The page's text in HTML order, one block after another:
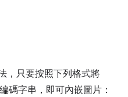
，只要按照下列格式將
碼字串，即可內嵌圖片：